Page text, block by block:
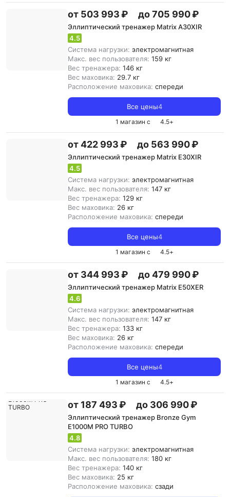
от 503 993 ₽ до 705 990 ₽
Эллиптический тренажер Matrix A30XIR
4.5
Система нагрузки: электромагнитная
Макс. вес пользователя: 159 кг
Вес тренажера: 146 кг
Вес маховика: 29.7 кг
Расположение маховика: спереди
Все цены4
1 магазин с 4.5+
от 422 993 ₽ до 563 990 ₽
Эллиптический тренажер Matrix E30XIR
4.5
Система нагрузки: электромагнитная
Макс. вес пользователя: 147 кг
Вес тренажера: 129 кг
Вес маховика: 26 кг
Расположение маховика: спереди
Все цены4
1 магазин с 4.5+
от 344 993 ₽ до 479 990 ₽
Эллиптический тренажер Matrix E50XER
4.6
Система нагрузки: электромагнитная
Макс. вес пользователя: 147 кг
Вес тренажера: 133 кг
Вес маховика: 26 кг
Расположение маховика: спереди
Все цены4
1 магазин с 4.5+
от 187 493 ₽ до 306 990 ₽
Эллиптический тренажер Bronze Gym
E1000M PRO TURBO
4.8
Система нагрузки: электромагнитная
Макс. вес пользователя: 180 кг
Вес тренажера: 140 кг
Вес маховика: 25 кг
Расположение маховика: сзади